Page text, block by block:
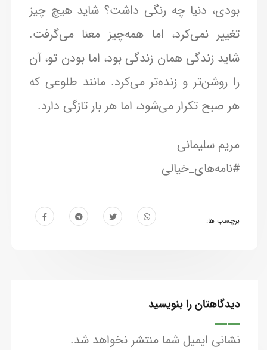
بودی، دنیا چه رنگی داشت؟ شاید هیچ چیز
تغییر نمی‌کرد، اما همه‌چیز معنا می‌گرفت.
شاید زندگی همان زندگی بود، اما بودن تو، آن
را روشن‌تر و زنده‌تر می‌کرد. مانند طلوعی که
هر صبح تکرار می‌شود، اما هر بار تازگی دارد.
مریم سلیمانی
#نامه‌های‌_خیالی
برچسب ها:
دیدگاهتان را بنویسید
نشانی ایمیل شما منتشر نخواهد شد.